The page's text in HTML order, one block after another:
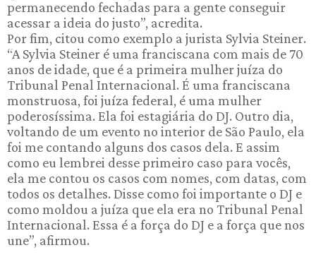
permanecendo fechadas para a gente conseguir
acessar a ideia do justo”, acredita.
Por fim, citou como exemplo a jurista Sylvia Steiner.
“A Sylvia Steiner é uma franciscana com mais de 70
anos de idade, que é a primeira mulher juíza do
Tribunal Penal Internacional. É uma franciscana
monstruosa, foi juíza federal, é uma mulher
poderosíssima. Ela foi estagiária do DJ. Outro dia,
voltando de um evento no interior de São Paulo, ela
foi me contando alguns dos casos dela. E assim
como eu lembrei desse primeiro caso para vocês,
ela me contou os casos com nomes, com datas, com
todos os detalhes. Disse como foi importante o DJ e
como moldou a juíza que ela era no Tribunal Penal
Internacional. Essa é a força do DJ e a força que nos
une”, afirmou.